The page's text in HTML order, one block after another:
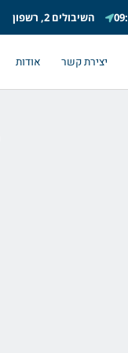
השיבולים 2, רשפון
יצירת קשר אודות